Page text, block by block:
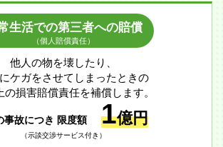
生活での第三者への賠償
（個人賠償責任）
他人の物を壊したり、
ケガをさせてしまったときの
の損害賠償責任を補償します。
事故につき 限度額 1億円
（示談交渉サービス付き）